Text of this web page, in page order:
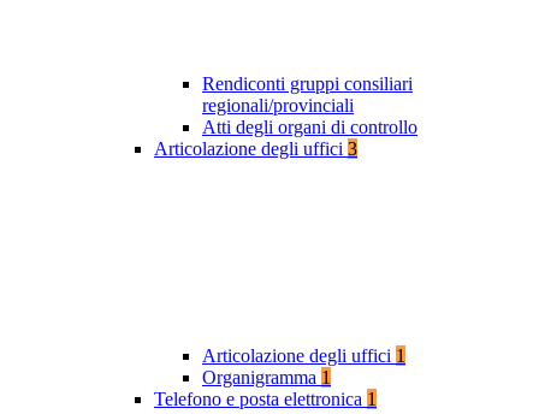
Rendiconti gruppi consiliari
regionali/provinciali
Atti degli organi di controllo
Articolazione degli uffici 3
Articolazione degli uffici 1
Organigramma 1
Telefono e posta elettronica 1